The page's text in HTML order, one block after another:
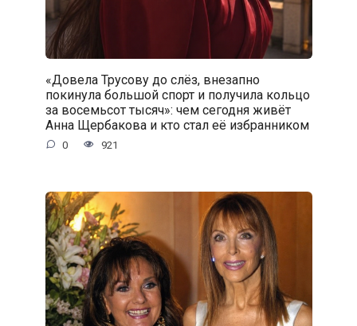
«Довела Трусову до слёз, внезапно
покинула большой спорт и получила кольцо
за восемьсот тысяч»: чем сегодня живёт
Анна Щербакова и кто стал её избранником
0 921